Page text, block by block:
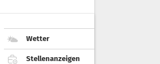
Wetter
Stellenanzeigen